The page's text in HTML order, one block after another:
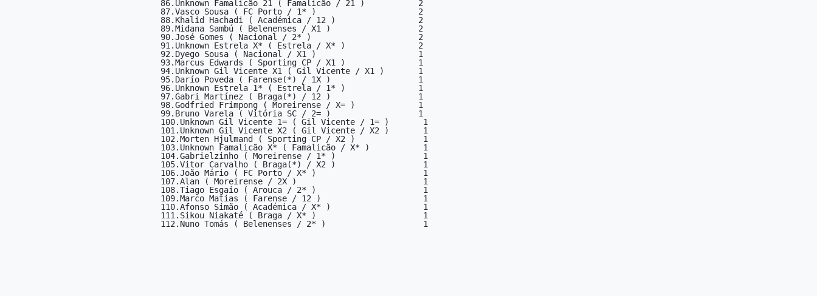
86.Unknown Famalicão 21 ( Famalicão / 21 )           2
87.Vasco Sousa ( FC Porto / 1* )                     2
88.Khalid Hachadi ( Académica / 12 )                 2
89.Midana Sambú ( Belenenses / X1 )                  2
90.José Gomes ( Nacional / 2* )                      2
91.Unknown Estrela X* ( Estrela / X* )               2
92.Dyego Sousa ( Nacional / X1 )                     1
93.Marcus Edwards ( Sporting CP / X1 )               1
94.Unknown Gil Vicente X1 ( Gil Vicente / X1 )       1
95.Darío Poveda ( Farense(*) / 1X )                  1
96.Unknown Estrela 1* ( Estrela / 1* )               1
97.Gabri Martínez ( Braga(*) / 12 )                  1
98.Godfried Frimpong ( Moreirense / X= )             1
99.Bruno Varela ( Vitória SC / 2= )                  1
100.Unknown Gil Vicente 1= ( Gil Vicente / 1= )       1
101.Unknown Gil Vicente X2 ( Gil Vicente / X2 )       1
102.Morten Hjulmand ( Sporting CP / X2 )              1
103.Unknown Famalicão X* ( Famalicão / X* )           1
104.Gabrielzinho ( Moreirense / 1* )                  1
105.Vitor Carvalho ( Braga(*) / X2 )                  1
106.João Mário ( FC Porto / X* )                      1
107.Alan ( Moreirense / 2X )                          1
108.Tiago Esgaio ( Arouca / 2* )                      1
109.Marco Matias ( Farense / 12 )                     1
110.Afonso Simão ( Académica / X* )                   1
111.Sikou Niakaté ( Braga / X* )                      1
112.Nuno Tomás ( Belenenses / 2* )                    1